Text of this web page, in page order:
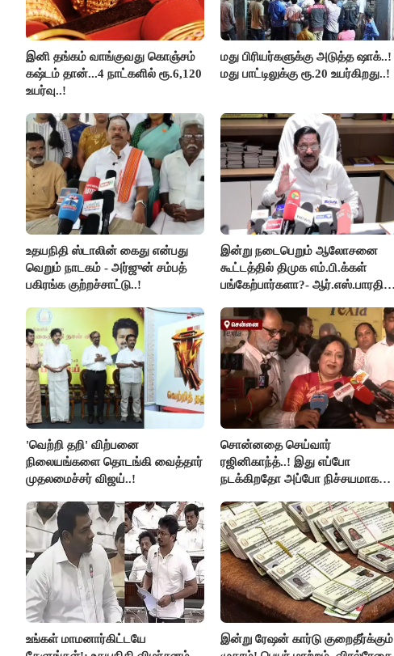
இனி தங்கம் வாங்குவது கொஞ்சம்
கஷ்டம் தான்...4 நாட்களில் ரூ.6,120
உயர்வு..!
மது பிரியர்களுக்கு அடுத்த ஷாக்..!
மது பாட்டிலுக்கு ரூ.20 உயர்கிறது..!
உதயநிதி ஸ்டாலின் கைது என்பது
வெறும் நாடகம் - அர்ஜுன் சம்பத்
பகிரங்க குற்றச்சாட்டு..!
இன்று நடைபெறும் ஆலோசனை
கூட்டத்தில் திமுக எம்.பி.க்கள்
பங்கேற்பார்களா?- ஆர்.எஸ்.பாரதி
'வெற்றி தறி' விற்பனை
நிலையங்களை தொடங்கி வைத்தார்
முதலமைச்சர் விஜய்..!
சொன்னதை செய்வார்
ரஜினிகாந்த்..! இது எப்போ
நடக்கிறதோ அப்போ நிச்சயமாக
ரஜினிகாந்த்..!
உங்கள் மாமனார்கிட்டயே
இன்று ரேஷன் கார்டு குறைதீர்க்கும்